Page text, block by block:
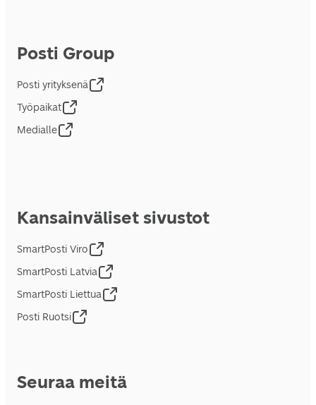
Posti Group
Posti yrityksenä
Työpaikat
Medialle
Kansainväliset sivustot
SmartPosti Viro
SmartPosti Latvia
SmartPosti Liettua
Posti Ruotsi
Seuraa meitä